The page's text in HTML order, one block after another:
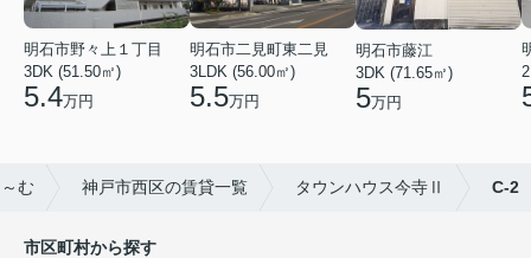
明石市野々上１丁目
3DK (51.50㎡)
5.4万円
明石市二見町東二見
3LDK (56.00㎡)
5.5万円
明石市藤江
3DK (71.65㎡)
5万円
む 神戸市西区の賃貸一覧 タウンハウス今寺Ⅱ C-2
市区町村から探す